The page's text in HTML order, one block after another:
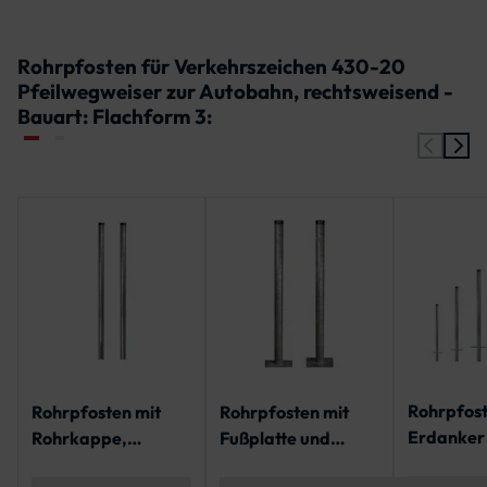
Rohrpfosten für Verkehrszeichen 430-20
Pfeilwegweiser zur Autobahn, rechtsweisend -
Bauart: Flachform 3:
Rohrpfosten mit
Rohrkappe,
Rohrpfosten mit
Fußplatte und
Erdanker